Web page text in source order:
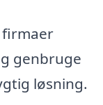
firmaer
genbruge
løsning.